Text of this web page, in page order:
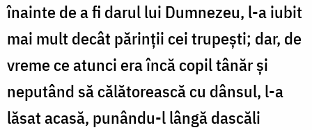
înainte de a fi darul lui Dumnezeu, l-a iubit
mai mult decât părinții cei trupești; dar, de
vreme ce atunci era încă copil tânăr și
neputând să călătorească cu dânsul, l-a
lăsat acasă, punându-l lângă dascăli